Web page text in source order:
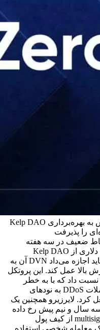
لایرزرو اظهارات عمومی درباره واکنش به بهره‌برداری Kelp DAO
را پذیرفت
ضعیف در سه هفته
گذشته پس از بهره‌برداری ۲۹۲ میلیون دلاری از Kelp DAO
عذرخواهی کرد. لایرزیرو پذیرفت که نباید اجازه می‌داد DVN آن به
بالا عمل کند. این پروتکل
داد که با به خطر
انداختن نودهای داخلی RPC و انجام حملات DDoS به نودهای
کرد. لایرزیرو همچنین یک
سال و نیم پیش رخ داده
بود، افشا کرد که در آن یک امضاکننده multisig از کیف پول
معامله شخصی استفاده